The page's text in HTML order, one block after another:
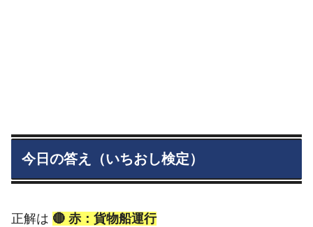
今日の答え（いちおし検定）
正解は 🔴 赤：貨物船運行